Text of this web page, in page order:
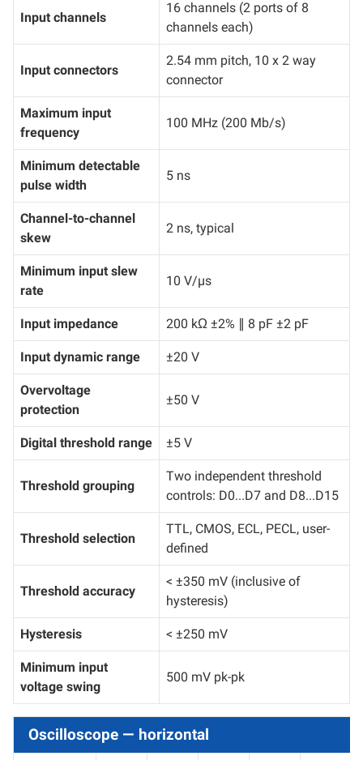
Input channels
16 channels (2 ports of 8
channels each)
Input connectors
2.54 mm pitch, 10 x 2 way
connector
Maximum input
frequency
100 MHz (200 Mb/s)
Minimum detectable
pulse width
5 ns
Channel-to-channel
skew
2 ns, typical
Minimum input slew
rate
10 V/µs
Input impedance 200 kΩ ±2% ∥ 8 pF ±2 pF
Input dynamic range ±20 V
Overvoltage
protection
±50 V
Digital threshold range ±5 V
Threshold grouping
Two independent threshold
controls: D0...D7 and D8...D15
Threshold selection
TTL, CMOS, ECL, PECL, user-
defined
Threshold accuracy
< ±350 mV (inclusive of
hysteresis)
Hysteresis < ±250 mV
Minimum input
voltage swing
500 mV pk-pk
Oscilloscope — horizontal